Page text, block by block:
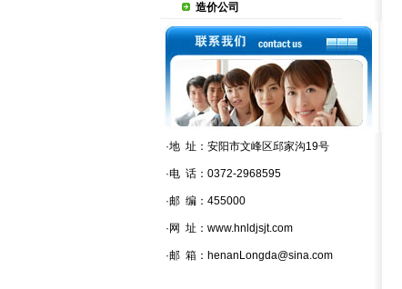
造价公司
·地 址：安阳市文峰区邱家沟19号
·电 话：0372-2968595
·邮 编：455000
·网 址： www.hnldjsjt.com
·邮 箱：henanLongda@sina.com